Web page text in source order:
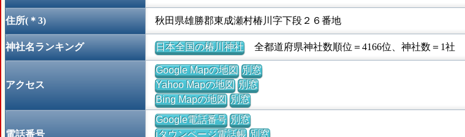
住所(＊3) 秋田県雄勝郡東成瀬村椿川字下段２６番地
神社名ランキング 日本全国の椿川神社全都道府県神社数順位＝4166位、神社数＝1社
アクセス
Google Mapの地図 別窓
Yahoo Mapの地図 別窓
Bing Mapの地図 別窓
電話番号
Google電話番号 別窓
iタウンページ電話帳 別窓